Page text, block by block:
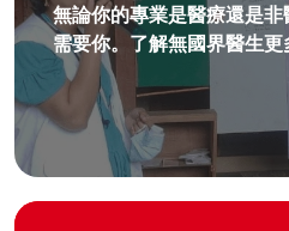
無論你的專業是醫療還是
需要你。了解無國界醫生
Graphic of hand with heart logo